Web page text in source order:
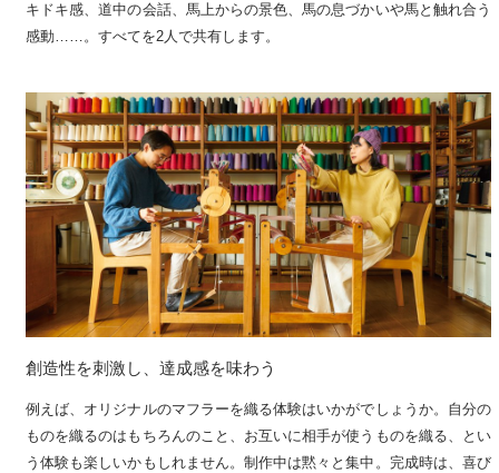
キドキ感、道中の会話、馬上からの景色、馬の息づかいや馬と触れ合う
感動……。すべてを2人で共有します。
創造性を刺激し、達成感を味わう
例えば、オリジナルのマフラーを織る体験はいかがでしょうか。自分の
ものを織るのはもちろんのこと、お互いに相手が使うものを織る、とい
う体験も楽しいかもしれません。制作中は黙々と集中。完成時は、喜び